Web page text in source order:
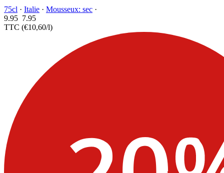
75cl · Italie · Mousseux: sec ·
9.95 7.95
TTC (€10,60/l)